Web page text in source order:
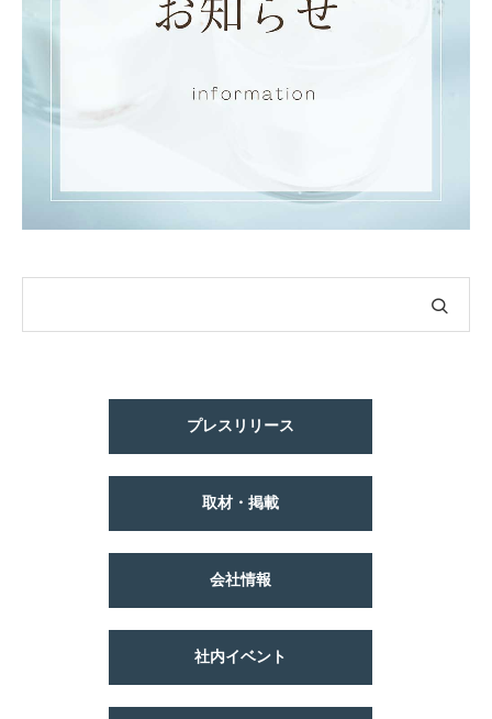
プレスリリース
取材・掲載
会社情報
社内イベント